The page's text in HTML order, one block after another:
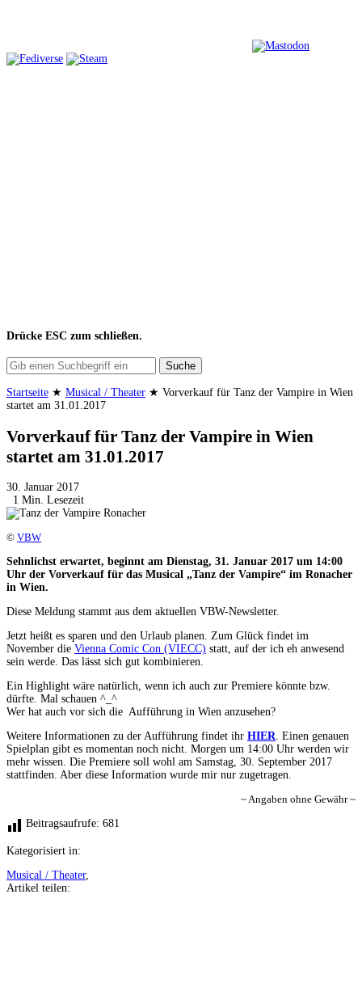
Drücke ESC zum schließen.
Suche
Startseite ★ Musical / Theater ★ Vorverkauf für Tanz der Vampire in Wien
startet am 31.01.2017
Vorverkauf für Tanz der Vampire in Wien
startet am 31.01.2017
30. Januar 2017
1 Min. Lesezeit
© VBW
Sehnlichst erwartet, beginnt am Dienstag, 31. Januar 2017 um 14:00
Uhr der Vorverkauf für das Musical „Tanz der Vampire“ im Ronacher
in Wien.
Diese Meldung stammt aus dem aktuellen VBW-Newsletter.
Jetzt heißt es sparen und den Urlaub planen. Zum Glück findet im
November die Vienna Comic Con (VIECC) statt, auf der ich eh anwesend
sein werde. Das lässt sich gut kombinieren.
Ein Highlight wäre natürlich, wenn ich auch zur Premiere könnte bzw.
dürfte. Mal schauen ^_^
Wer hat auch vor sich die Aufführung in Wien anzusehen?
Weitere Informationen zu der Aufführung findet ihr HIER. Einen genauen
Spielplan gibt es momentan noch nicht. Morgen um 14:00 Uhr werden wir
mehr wissen. Die Premiere soll wohl am Samstag, 30. September 2017
stattfinden. Aber diese Information wurde mir nur zugetragen.
~ Angaben ohne Gewähr ~
Beitragsaufrufe: 681
Kategorisiert in:
Musical / Theater,
Artikel teilen: